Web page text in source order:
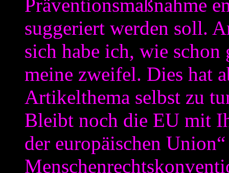
Präventionsmaßnahme
suggeriert werden soll.
sich habe ich, wie schon
meine zweifel. Dies hat
Artikelthema selbst zu
Bleibt noch die EU mit
der europäischen